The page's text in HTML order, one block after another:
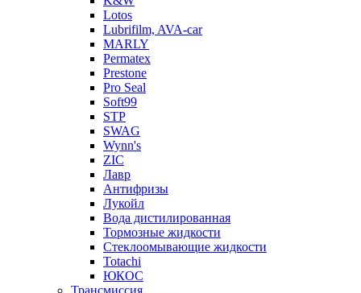
Lotos
Lubrifilm, AVA-car
MARLY
Permatex
Prestone
Pro Seal
Soft99
STP
SWAG
Wynn's
ZIC
Лавр
Антифризы
Лукойл
Вода дистилированная
Тормозные жидкости
Стеклоомывающие жидкости
Totachi
ЮКОС
Трансмиссия